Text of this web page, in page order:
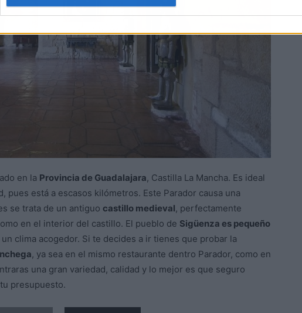
en la Provincia de Guadalajara, Castilla La Mancha. Es ideal
pues está a escasos kilómetros. Este Parador causa una
se trata de un antiguo castillo medieval, perfectamente
en el interior del castillo. El pueblo de Sigüenza es pequeño
un clima acogedor. Si te decides a ir tienes que probar la
, ya sea en el mismo restaurante dentro Parador, como en
una gran variedad, calidad y lo mejor es que seguro
presupuesto.